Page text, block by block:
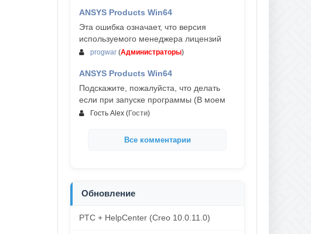
ANSYS Products Win64
Эта ошибка означает, что версия
используемого менеджера лицензий
progwar (Администраторы)
ANSYS Products Win64
Подскажите, пожалуйста, что делать
если при запуске программы (В моем
Гость Alex (Гости)
Все комментарии
Обновление
PTC + HelpCenter (Creo 10.0.11.0)